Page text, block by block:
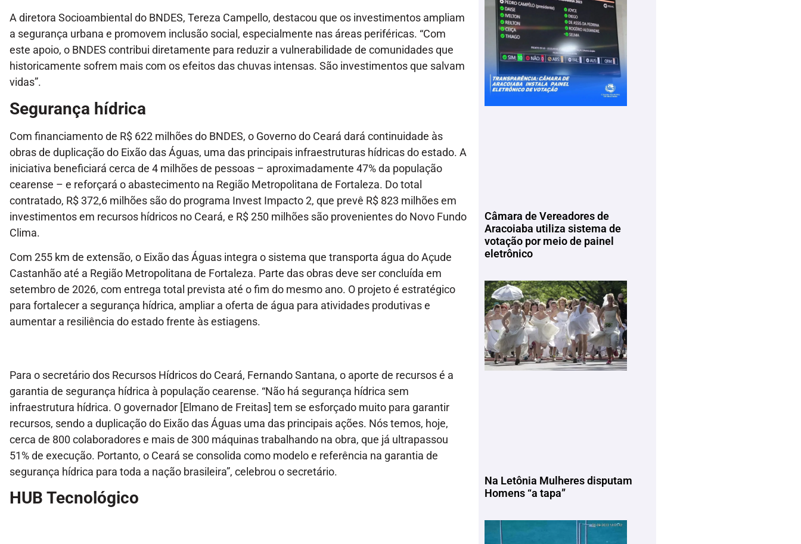
A diretora Socioambiental do BNDES, Tereza Campello, destacou que os investimentos ampliam
a segurança urbana e promovem inclusão social, especialmente nas áreas periféricas. “Com
este apoio, o BNDES contribui diretamente para reduzir a vulnerabilidade de comunidades que
historicamente sofrem mais com os efeitos das chuvas intensas. São investimentos que salvam
vidas”.
Segurança hídrica
Com financiamento de R$ 622 milhões do BNDES, o Governo do Ceará dará continuidade às
obras de duplicação do Eixão das Águas, uma das principais infraestruturas hídricas do estado. A
iniciativa beneficiará cerca de 4 milhões de pessoas – aproximadamente 47% da população
cearense – e reforçará o abastecimento na Região Metropolitana de Fortaleza. Do total
contratado, R$ 372,6 milhões são do programa Invest Impacto 2, que prevê R$ 823 milhões em
investimentos em recursos hídricos no Ceará, e R$ 250 milhões são provenientes do Novo Fundo
Clima.
Com 255 km de extensão, o Eixão das Águas integra o sistema que transporta água do Açude
Castanhão até a Região Metropolitana de Fortaleza. Parte das obras deve ser concluída em
setembro de 2026, com entrega total prevista até o fim do mesmo ano. O projeto é estratégico
para fortalecer a segurança hídrica, ampliar a oferta de água para atividades produtivas e
aumentar a resiliência do estado frente às estiagens.
Para o secretário dos Recursos Hídricos do Ceará, Fernando Santana, o aporte de recursos é a
garantia de segurança hídrica à população cearense. “Não há segurança hídrica sem
infraestrutura hídrica. O governador [Elmano de Freitas] tem se esforçado muito para garantir
recursos, sendo a duplicação do Eixão das Águas uma das principais ações. Nós temos, hoje,
cerca de 800 colaboradores e mais de 300 máquinas trabalhando na obra, que já ultrapassou
51% de execução. Portanto, o Ceará se consolida como modelo e referência na garantia de
segurança hídrica para toda a nação brasileira”, celebrou o secretário.
HUB Tecnológico
Câmara de Vereadores de
Aracoiaba utiliza sistema de
votação por meio de painel
eletrônico
Na Letônia Mulheres disputam
Homens “a tapa”